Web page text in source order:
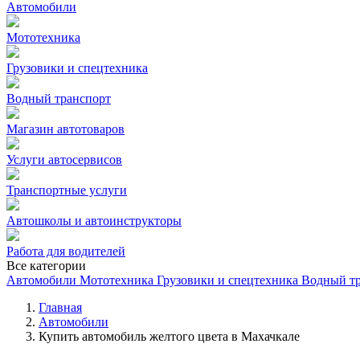
Автомобили
Мототехника
Грузовики и спецтехника
Водный транспорт
Магазин автотоваров
Услуги автосервисов
Транспортные услуги
Автошколы и автоинструкторы
Работа для водителей
Все категории
Автомобили Мототехника Грузовики и спецтехника Водный
Главная
Автомобили
Купить автомобиль желтого цвета в Махачкале